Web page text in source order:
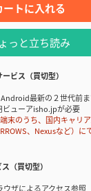
ートに入れる
っと立ち読み
ビス（買切型）
最新の２世代前
ューアisho.jpが必要
のうち、国内キャリ
、Nexusなど）
（買切型）
ザによるアクセス参照